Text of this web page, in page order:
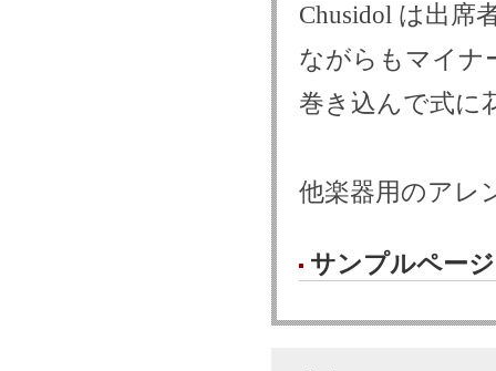
Chusidol は出席
ながらもマイナ
巻き込んで式に
他楽器用のアレ
サンプルページ